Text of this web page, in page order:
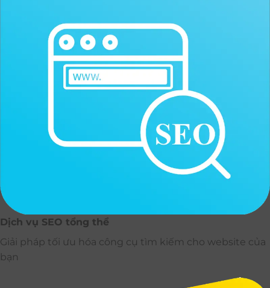
Dịch vụ SEO tổng thể
Giải pháp tối ưu hóa công cụ tìm kiếm cho website của
bạn